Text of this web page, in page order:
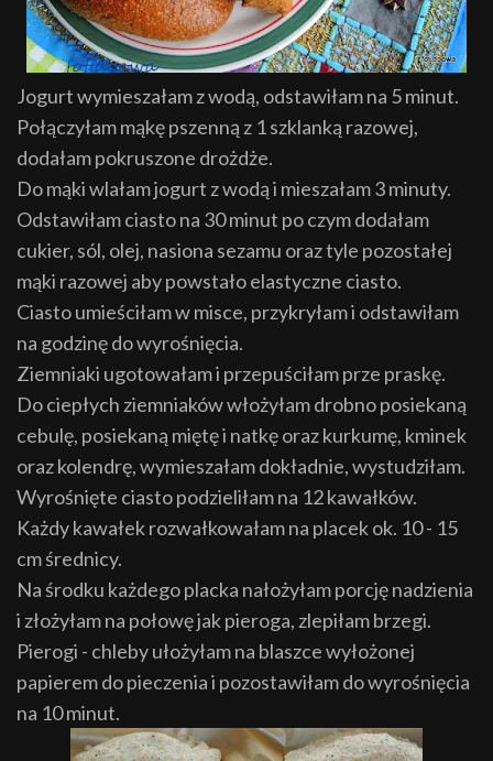
Jogurt wymieszałam z wodą, odstawiłam na 5 minut.
Połączyłam mąkę pszenną z 1 szklanką razowej,
dodałam pokruszone drożdże.
Do mąki wlałam jogurt z wodą i mieszałam 3 minuty.
Odstawiłam ciasto na 30 minut po czym dodałam
cukier, sól, olej, nasiona sezamu oraz tyle pozostałej
mąki razowej aby powstało elastyczne ciasto.
Ciasto umieściłam w misce, przykryłam i odstawiłam
na godzinę do wyrośnięcia.
Ziemniaki ugotowałam i przepuściłam prze praskę.
Do ciepłych ziemniaków włożyłam drobno posiekaną
cebulę, posiekaną miętę i natkę oraz kurkumę, kminek
oraz kolendrę, wymieszałam dokładnie, wystudziłam.
Wyrośnięte ciasto podzieliłam na 12 kawałków.
Każdy kawałek rozwałkowałam na placek ok. 10 - 15
cm średnicy.
Na środku każdego placka nałożyłam porcję nadzienia
i złożyłam na połowę jak pieroga, zlepiłam brzegi.
Pierogi - chleby ułożyłam na blaszce wyłożonej
papierem do pieczenia i pozostawiłam do wyrośnięcia
na 10 minut.